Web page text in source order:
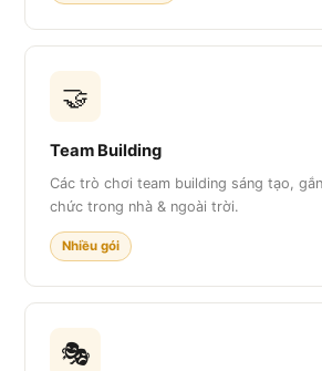
🤝
Team Building
Các trò chơi team building sáng tạo,
chức trong nhà & ngoài trời.
Nhiều gói
🎭